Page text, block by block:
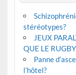
stéréotypes?
JEUX
QUE LE
Panne
l’hôtel?